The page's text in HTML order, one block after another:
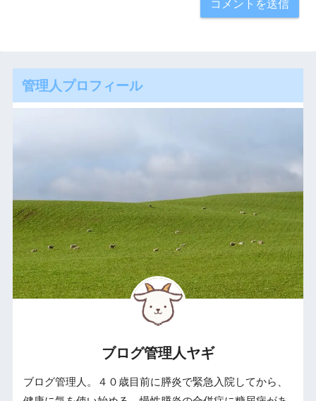
管理人プロフィール
ブログ管理人ヤギ
ブログ管理人。４０歳目前に膵炎で緊急入院してから、